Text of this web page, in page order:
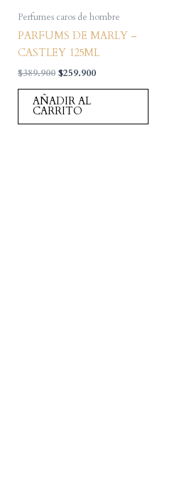
Perfumes caros de hombre
PARFUMS DE MARLY –
CASTLEY 125ML
$389.900 El
original
era:
$389.900.
$259.900El
$259.900.
AÑADIR AL
CARRITO